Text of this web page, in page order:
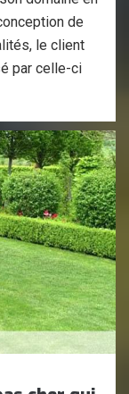
de
le client
par celle-ci